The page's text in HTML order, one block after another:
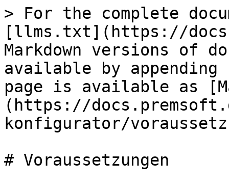
> For the complete
[llms.txt](https://
Markdown versions of
available by
page is available as
(https://
konfigurator/
# Voraussetzungen